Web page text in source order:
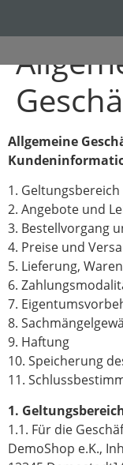
Allgemeine
1. Geltungsbereich
2. Angebote und
3. Bestellvorgang
4. Preise und
5. Lieferung,
6.
7.
8.
9. Haftung
10. Speicherung
11.
1.
1.1. Für die
DemoShop e.K.,